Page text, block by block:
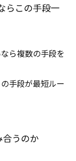
らこの手段一
ら複数の手段を
手段が最短ルー
合うのか